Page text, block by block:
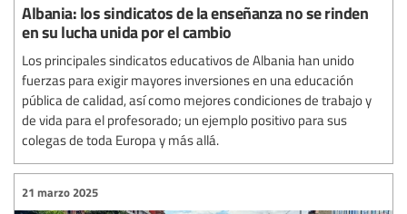
Albania: los sindicatos de la enseñanza no se rinden
en su lucha unida por el cambio
Los principales sindicatos educativos de Albania han unido
fuerzas para exigir mayores inversiones en una educación
pública de calidad, así como mejores condiciones de trabajo y
de vida para el profesorado; un ejemplo positivo para sus
colegas de toda Europa y más allá.
21 marzo 2025